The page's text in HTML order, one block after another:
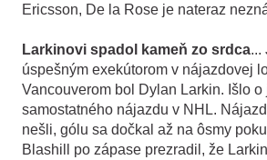
Ericsson, De la Rose je nateraz
Larkinovi spadol kameň zo srdca...
úspešným exekútorom v nájazdovej
Vancouverom bol Dylan Larkin. Išlo
samostatného nájazdu v NHL.
nešli, gólu sa dočkal až na ôsmy
Blashill po zápase prezradil, že